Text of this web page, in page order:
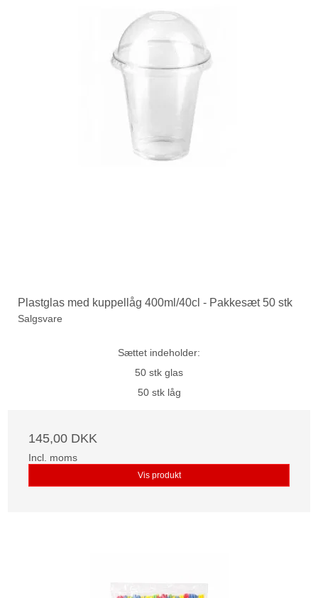
Plastglas med kuppellåg 400ml/40cl - Pakkesæt 50 stk
Salgsvare
Sættet indeholder:
50 stk glas
50 stk låg
145,00 DKK
Incl. moms
Vis produkt